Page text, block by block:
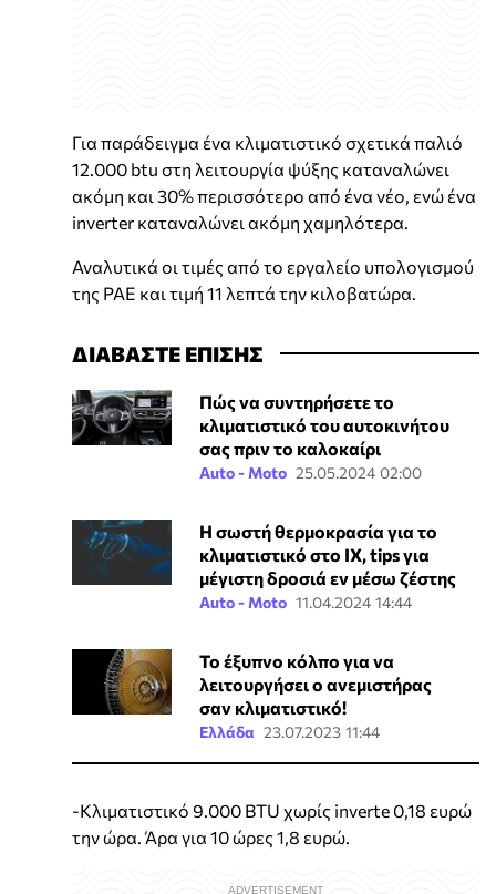
Για παράδειγμα ένα κλιματιστικό σχετικά παλιό
12.000 btu στη λειτουργία ψύξης καταναλώνει
ακόμη και 30% περισσότερο από ένα νέο, ενώ ένα
inverter καταναλώνει ακόμη χαμηλότερα.
Αναλυτικά οι τιμές από το εργαλείο υπολογισμού
της ΡΑΕ και τιμή 11 λεπτά την κιλοβατώρα.
ΔΙΑΒΑΣΤΕ ΕΠΙΣΗΣ
Πώς να συντηρήσετε το
κλιματιστικό του αυτοκινήτου
σας πριν το καλοκαίρι
Auto - Moto 25.05.2024 02:00
Η σωστή θερμοκρασία για το
κλιματιστικό στο ΙΧ, tips για
μέγιστη δροσιά εν μέσω ζέστης
Auto - Moto 11.04.2024 14:44
Το έξυπνο κόλπο για να
λειτουργήσει ο ανεμιστήρας
σαν κλιματιστικό!
Ελλάδα 23.07.2023 11:44
-Κλιματιστικό 9.000 BTU χωρίς inverte 0,18 ευρώ
την ώρα. Άρα για 10 ώρες 1,8 ευρώ.